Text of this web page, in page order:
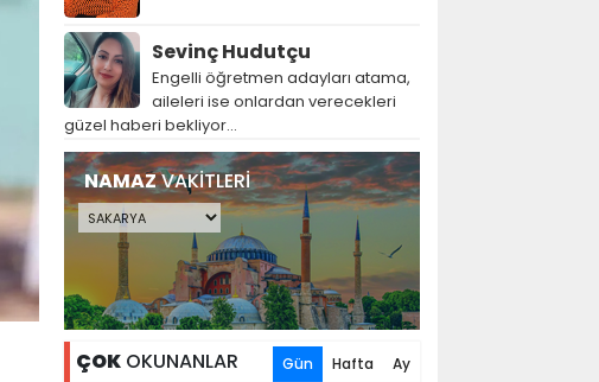
Sevinç Hudutçu
Engelli öğretmen adayları atama,
aileleri ise onlardan verecekleri
güzel haberi bekliyor...
NAMAZVAKİTLERİ
ÇOKOKUNANLAR Gün Hafta Ay